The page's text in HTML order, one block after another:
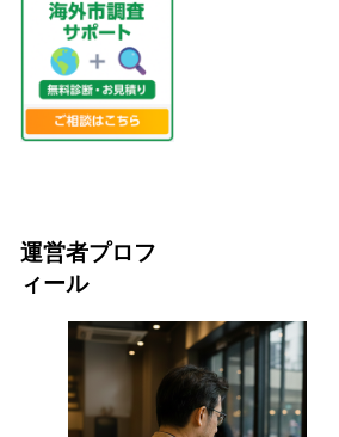
運営者プロフ
ィール